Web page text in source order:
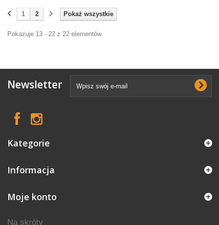
Pokaż wszystkie
1 2
Pokazuje 13 - 22 z 22 elementów
Newsletter
Kategorie
Informacja
Moje konto
Na skróty